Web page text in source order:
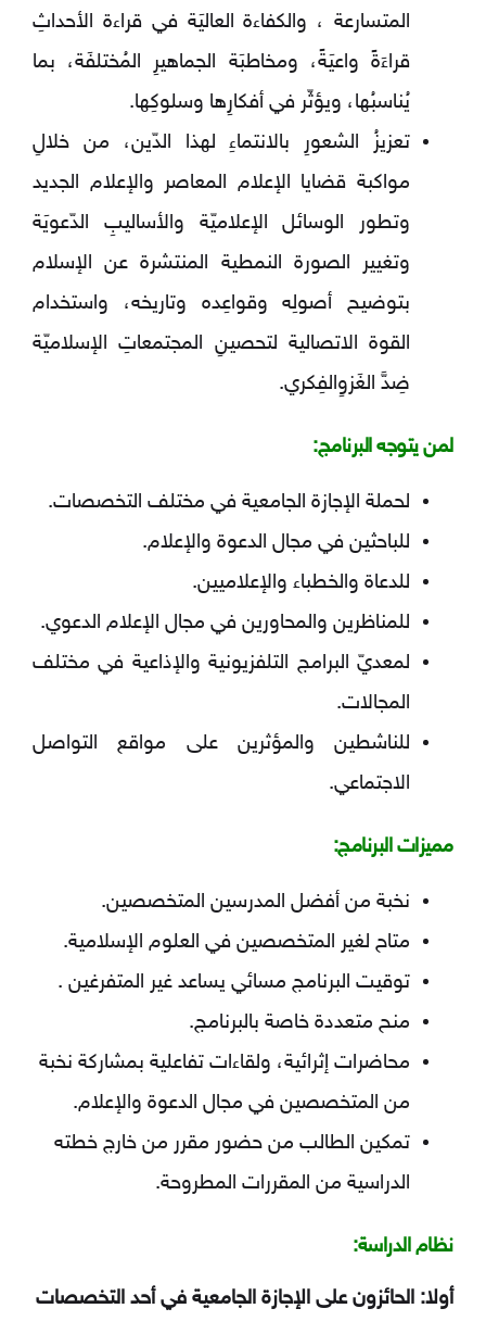
المتسارعة ، والكفاءة العاليَة في قراءة الأحداثِ
قراءَةً واعيَةً، ومخاطبَة الجماهيرِ المُختلفَة، بما
يُناسبُها، ويؤثّر في أفكارِها وسلوكِها.
تعزيزُ الشعورِ بالانتماءِ لهذا الدّين، من خلالِ
مواكبة قضايا الإعلام المعاصر والإعلام الجديد
وتطور الوسائل الإعلاميّة والأساليبِ الدّعويَة
وتغيير الصورة النمطية المنتشرة عن الإسلام
بتوضيح أصولِه وقواعِده وتاريخه، واستخدام
القوة الاتصالية لتحصينِ المجتمعاتِ الإسلاميّة
ضِدَّ الغَزوِالفِكري.
لمن يتوجه البرنامج:
لحملة الإجازة الجامعية في مختلف التخصصات.
للباحثين في مجال الدعوة والإعلام.
للدعاة والخطباء والإعلاميين.
للمناظرين والمحاورين في مجال الإعلام الدعوي.
لمعديّ البرامج التلفزيونية والإذاعية في مختلف
المجالات.
للناشطين والمؤثرين على مواقع التواصل
الاجتماعي.
مميزات البرنامج:
نخبة ﻣﻦ أﻓﻀﻞ المدرسين المتخصصين.
متاح لغير المتخصصين في العلوم الإسلامية.
توقيت البرنامج مسائي يساعد غير المتفرغين .
منح متعددة خاصة بالبرنامج.
محاضرات إثرائية، ولقاءات تفاعلية بمشاركة نخبة
من المتخصصين في مجال الدعوة والإعلام.
تمكين الطالب من حضور مقرر من خارج خطته
الدراسية من المقررات المطروحة.
نظام الدراسة:
أولا: الحائزون على الإجازة الجامعية في أحد التخصصات